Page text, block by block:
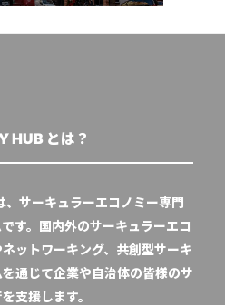
HUB とは？
サーキュラーエコノミー専門
す。国内外のサーキュラーエコ
ットワーキング、共創型サーキ
通じて企業や自治体の皆様のサ
支援します。